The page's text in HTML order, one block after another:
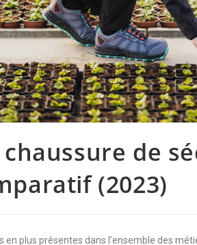
de
(2023)
en plus présentes dans l’ensemble des